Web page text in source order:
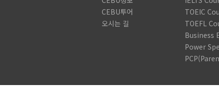
CEBU투어
오시는 길
TOEIC
TOEFL
Business
Power